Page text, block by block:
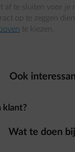
af te sluiten voor je
op te zeggen
te kiezen.
Ook
klant?
Wat te doen